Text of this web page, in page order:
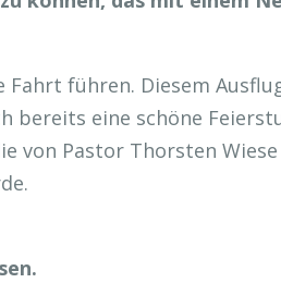
Fahrt führen. Diesem
bereits eine schöne
von Pastor Thorsten Wiese